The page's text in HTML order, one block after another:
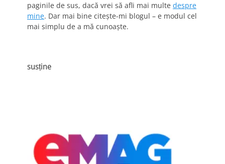
paginile de sus, dacă vrei să afli mai multe despre
mine. Dar mai bine citește-mi blogul – e modul cel
mai simplu de a mă cunoaște.
susține